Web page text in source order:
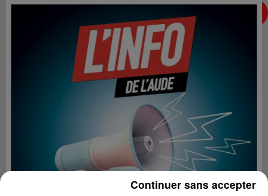
Continuer sans accepter